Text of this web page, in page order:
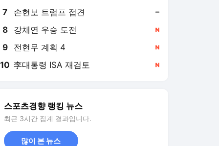
7 손현보 트럼프 접견
8 강채연 우승 도전
9 전현무 계획 4
10 李대통령 ISA 재검토
스포츠경향 랭킹 뉴스
최근 3시간 집계 결과입니다.
많이 본 뉴스